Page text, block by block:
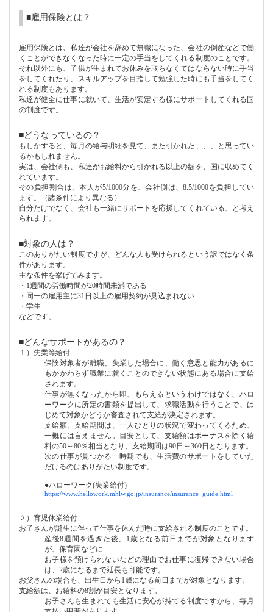
■雇用保険とは？
雇用保険とは、私達が会社を辞めて無職になった、会社の倒産などで働
くことができなくなった時に一定の手当をしてくれる制度のことです。
それ以外にも、子供が生まれてお休みを取らなくてはならない時に手当
をしてくれたり、スキルアップを目指して勉強した時にも手当をしてく
れる制度もあります。
私達が健全に仕事に就いて、生活が安定する様にサポートしてくれる国
の制度です。
■どうなっているの？
もしかすると、毎月の給与明細を見て、また引かれた、、、と思ってい
るかもしれません。
実は、会社側も、私達がお給料から引かれる以上の額を、国に収めてく
れています。
その負担割合は、本人が5/1000分を、会社側は、8.5/1000を負担してい
ます。（諸条件により異なる）
自分だけでなく、会社も一緒にサポートを応援してくれている、と考え
られます。
■対象の人は？
このありがたい制度ですが、どんな人も受けられるという訳ではなく条
件があります。
主な条件を挙げてみます。
・ 1週間の労働時間が20時間未満である
・同一の雇用主に31 日以上の雇用契約が見込まれない
・学生
などです。
■どんなサポートがあるの？
１）失業等給付
保険対象者が離職、失業した場合に、働く意思と能力があるに
もかかわらず職業に就くことのできない状態にある場合に支給
されます。
仕事が無くなったから即、もらえるというわけではなく、ハロ
ーワークに所定の書類を提出して、求職活動を行うことで、は
じめて対象かどうか審査されて支給が決定されます。
支給額、支給期間は、一人ひとりの状況で変わってくるため、
一概には言えません。目安として、支給額はボーナスを除く給
料の50～80％相当となり、支給期間は90日～360日となります。
次の仕事が見つかる一時期でも、生活費のサポートをしていた
だけるのはありがたい制度です。
●ハローワーク(失業給付)
https://www.hellowork.mhlw.go.jp/insurance/insurance_guide.html
２）育児休業給付
お子さんが誕生に伴って仕事を休んだ時に支給される制度のことです。
産後8週間を過ぎた後、 1 歳となる前日までが対象となります
が、保育園などに
お子様を預けられないなどの理由でお仕事に復帰できない場合
は、 2歳になるまで延長も可能です。
お父さんの場合も、出生日から 1 歳になる前日までが対象となります。
支給額は、お給料の8割が目安となります。
お子さんも生まれても生活に安心が持てる制度ですから、毎月